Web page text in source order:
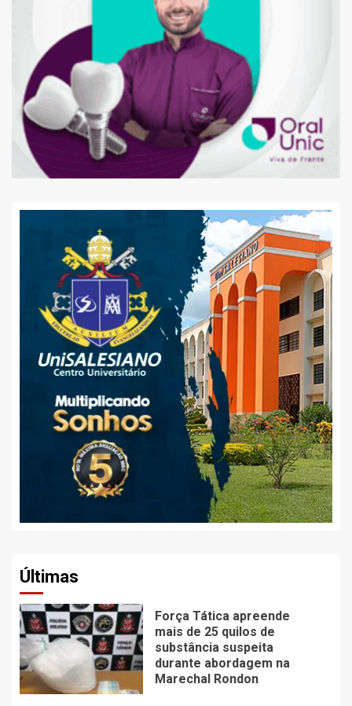
Últimas
Força Tática apreende
mais de 25 quilos de
substância suspeita
durante abordagem na
Marechal Rondon